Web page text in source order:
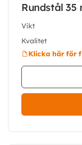
Rundstål 35
Vikt
Kvalitet
Klicka här för